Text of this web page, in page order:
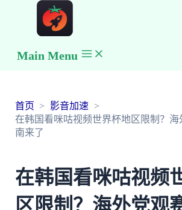
Main Menu
首页
影音加速
在韩国看咪咕视频世界杯地区限制？海
南来了
在韩国看咪咕视频
区限制？海外党观